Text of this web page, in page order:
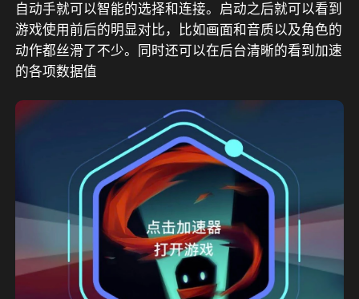
自动手就可以智能的选择和连接。启动之后就可以看到
游戏使用前后的明显对比，比如画面和音质以及角色的
动作都丝滑了不少。同时还可以在后台清晰的看到加速
的各项数据值